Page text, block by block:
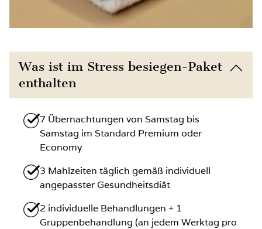
Was ist im Stress besiegen-Paket
enthalten
7 Übernachtungen von Samstag bis
Samstag im Standard Premium oder
Economy
3 Mahlzeiten täglich gemäß individuell
angepasster Gesundheitsdiät
2 individuelle Behandlungen + 1
Gruppenbehandlung (an jedem Werktag pro